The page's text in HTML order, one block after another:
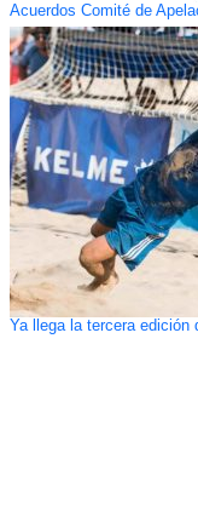
Acuerdos Comité de
Ya llega la tercera edición